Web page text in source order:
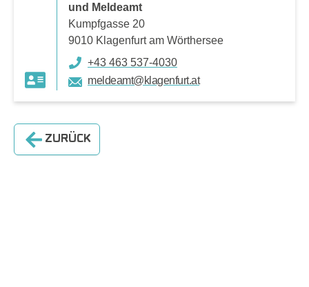
und Meldeamt
Kumpfgasse 20
9010 Klagenfurt am Wörthersee
+43 463 537-4030
meldeamt@klagenfurt.at
ZURÜCK